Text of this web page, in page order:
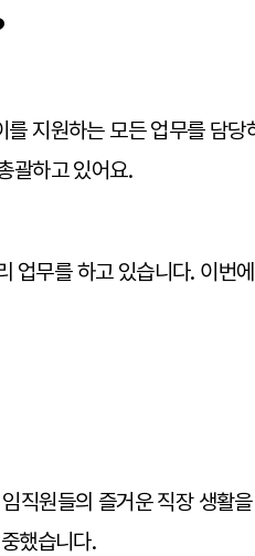
지원하는 모든 업무를 담당
괄하고 있어요.
업무를 하고 있습니다. 이번
직원들의 즐거운 직장 생활
했습니다.